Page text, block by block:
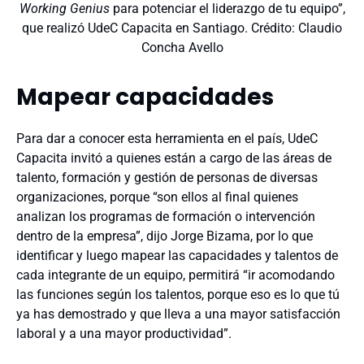
Working Geniuspara potenciar el liderazgo de tu equipo”,
que realizó UdeC Capacita en Santiago. Crédito: Claudio
Concha Avello
Mapear capacidades
Para dar a conocer esta herramienta en el país, UdeC
Capacita invitó a quienes están a cargo de las áreas de
talento, formación y gestión de personas de diversas
organizaciones, porque “son ellos al final quienes
analizan los programas de formación o intervención
dentro de la empresa”, dijo Jorge Bizama, por lo que
identificar y luego mapear las capacidades y talentos de
cada integrante de un equipo, permitirá “ir acomodando
las funciones según los talentos, porque eso es lo que tú
ya has demostrado y que lleva a una mayor satisfacción
laboral y a una mayor productividad”.